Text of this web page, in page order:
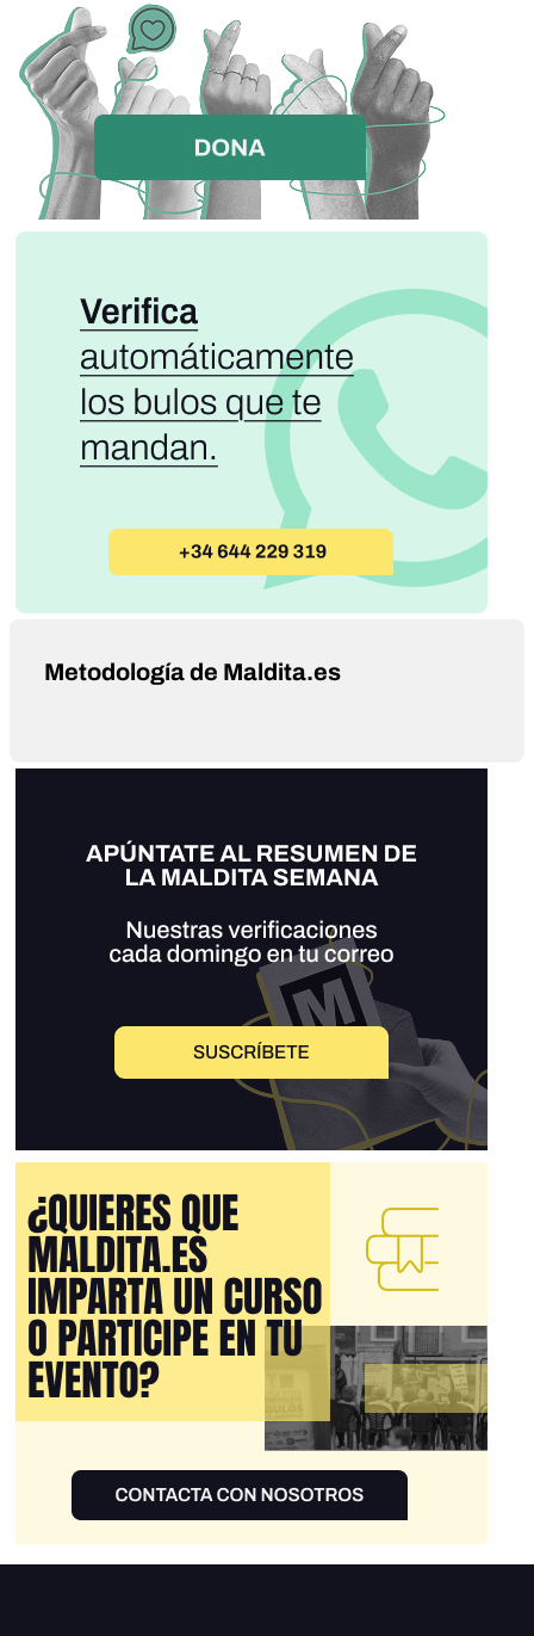
Metodología de Maldita.es